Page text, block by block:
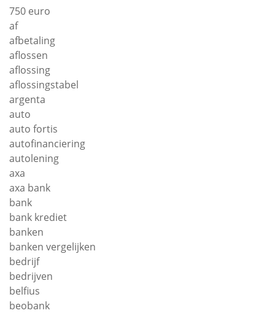
750 euro
af
afbetaling
aflossen
aflossing
aflossingstabel
argenta
auto
auto fortis
autofinanciering
autolening
axa
axa bank
bank
bank krediet
banken
banken vergelijken
bedrijf
bedrijven
belfius
beobank